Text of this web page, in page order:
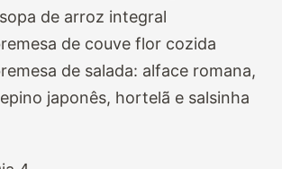
de arroz integral
de couve flor cozida
de salada: alface romana,
japonês, hortelã e salsinha